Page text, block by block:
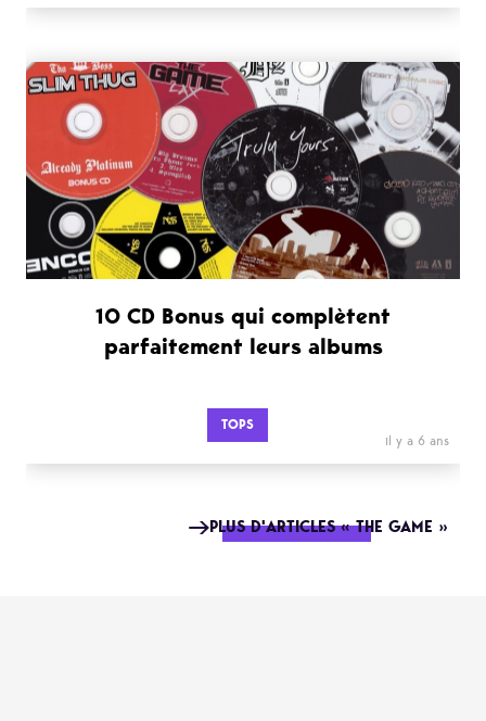
10 CD Bonus qui complètent
parfaitement leurs albums
TOPS
il y a 6 ans
PLUS D'ARTICLES « THE GAME »